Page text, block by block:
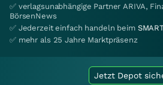
✅ verlagsunabhängige Partner ARIVA,
BörsenNews
✅ Jederzeit einfach handeln beim
✅ mehr als 25 Jahre Marktpräsenz
Jetzt Depot